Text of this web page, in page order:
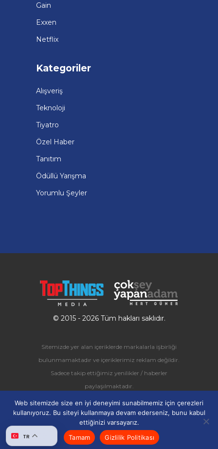
Gain
Exxen
Netflix
Kategoriler
Alışveriş
Teknoloji
Tiyatro
Özel Haber
Tanıtım
Ödüllü Yarışma
Yorumlu Şeyler
© 2015 - 2026 Tüm hakları saklıdır.
Sitemizde yer alan içeriklerde markalarla işbirliği
bulunmamaktadır ve içeriklerimiz reklam değildir.
Sadece takip ettiğimiz yenilikler / haberler
paylaşılmaktadır.
Ücretli olarak paylaşılan içerikler ise özel olarak
etiketlenerek "Sponsorlu Makale"kategorisinde
toplanmaktadır.
TR
Web sitemizde size en iyi deneyimi sunabilmemiz için çerezleri
kullanıyoruz. Bu siteyi kullanmaya devam ederseniz, bunu kabul
ettiğinizi varsayarız.
Tamam
Gizlilik Politikası